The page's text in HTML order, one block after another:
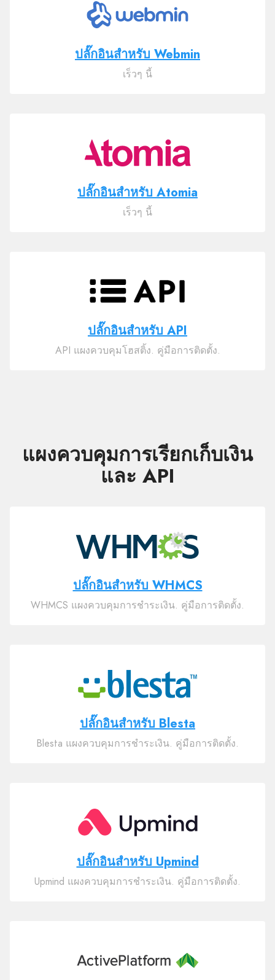
ปลั๊กอินสำหรับ Webmin
เร็วๆ นี้
ปลั๊กอินสำหรับ Atomia
เร็วๆ นี้
ปลั๊กอินสำหรับ API
API แผงควบคุมโฮสติ้ง. คู่มือการติดตั้ง.
แผงควบคุมการเรียกเก็บเงิน
และ API
ปลั๊กอินสำหรับ WHMCS
WHMCS แผงควบคุมการชำระเงิน. คู่มือการติดตั้ง.
ปลั๊กอินสำหรับ Blesta
Blesta แผงควบคุมการชำระเงิน. คู่มือการติดตั้ง.
ปลั๊กอินสำหรับ Upmind
Upmind แผงควบคุมการชำระเงิน. คู่มือการติดตั้ง.